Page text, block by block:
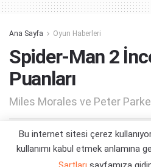
Ana Sayfa Oyun Haberleri
Spider-Man 2
Puanları
Miles Morales ve Peter
Yazar: Orçun Çavuşoğlu
Bu internet sitesi çerez
kullanımı kabul etmek anlamına